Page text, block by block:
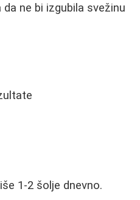
ne bi izgubila svežinu
1-2 šolje dnevno.